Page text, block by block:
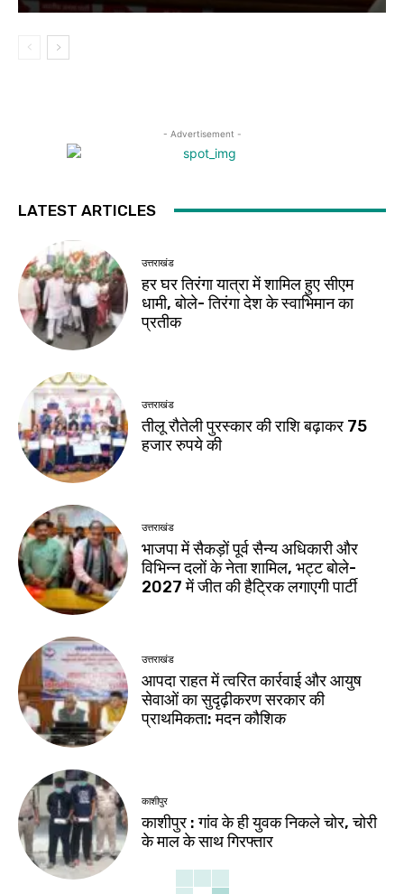
- Advertisement -
LATEST ARTICLES
उत्तराखंड
हर घर तिरंगा यात्रा में शामिल हुए सीएम
धामी, बोले- तिरंगा देश के स्वाभिमान का
प्रतीक
उत्तराखंड
तीलू रौतेली पुरस्कार की राशि बढ़ाकर 75
हजार रुपये की
उत्तराखंड
भाजपा में सैकड़ों पूर्व सैन्य अधिकारी और
विभिन्न दलों के नेता शामिल, भट्ट बोले-
2027 में जीत की हैट्रिक लगाएगी पार्टी
उत्तराखंड
आपदा राहत में त्वरित कार्रवाई और आयुष
सेवाओं का सुदृढ़ीकरण सरकार की
प्राथमिकता: मदन कौशिक
काशीपुर
काशीपुर : गांव के ही युवक निकले चोर, चोरी
के माल के साथ गिरफ्तार